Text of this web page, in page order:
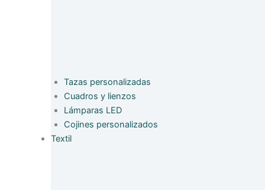
Tazas personalizadas
Cuadros y lienzos
Lámparas LED
Cojines personalizados
Textil